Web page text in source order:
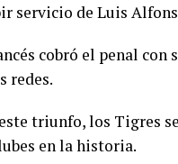
servicio de Luis
cobró el penal
redes.
triunfo, los Tigres
en la historia.